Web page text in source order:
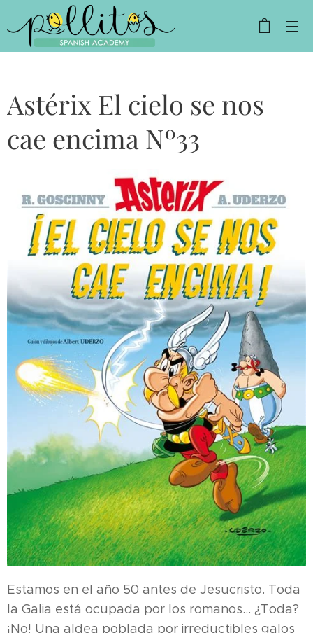
Astérix El cielo se nos
cae encima Nº33
Estamos en el año 50 antes de Jesucristo. Toda
la Galia está ocupada por los romanos... ¿Toda?
¡No! Una aldea poblada por irreductibles galos